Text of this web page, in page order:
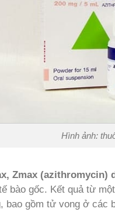
Hình ảnh:
Zmax (azithromycin)
bào gốc. Kết quả từ
bao gồm tử vong ở các